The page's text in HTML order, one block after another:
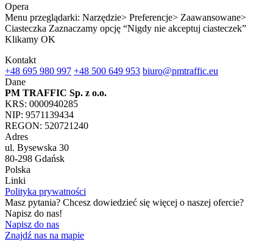
Opera
Menu przeglądarki: Narzędzie> Preferencje> Zaawansowane>
Ciasteczka Zaznaczamy opcję “Nigdy nie akceptuj ciasteczek”
Klikamy OK
Kontakt
+48 695 980 997 +48 500 649 953 biuro@pmtraffic.eu
Dane
PM TRAFFIC Sp. z o.o.
KRS: 0000940285
NIP: 9571139434
REGON: 520721240
Adres
ul. Bysewska 30
80-298 Gdańsk
Polska
Linki
Polityka prywatności
Masz pytania? Chcesz dowiedzieć się więcej o naszej ofercie?
Napisz do nas!
Napisz do nas
Znajdź nas na mapie